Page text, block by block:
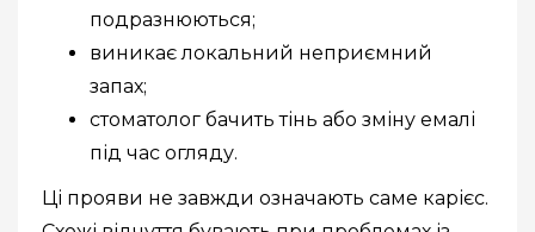
подразнюються;
виникає локальний неприємний
запах;
стоматолог бачить тінь або зміну емалі
під час огляду.
Ці прояви не завжди означають саме карієс.